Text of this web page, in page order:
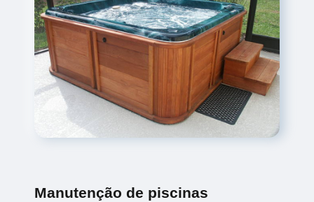
Manutenção de piscinas